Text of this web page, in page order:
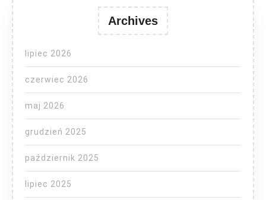
Archives
lipiec 2026
czerwiec 2026
maj 2026
grudzień 2025
październik 2025
lipiec 2025